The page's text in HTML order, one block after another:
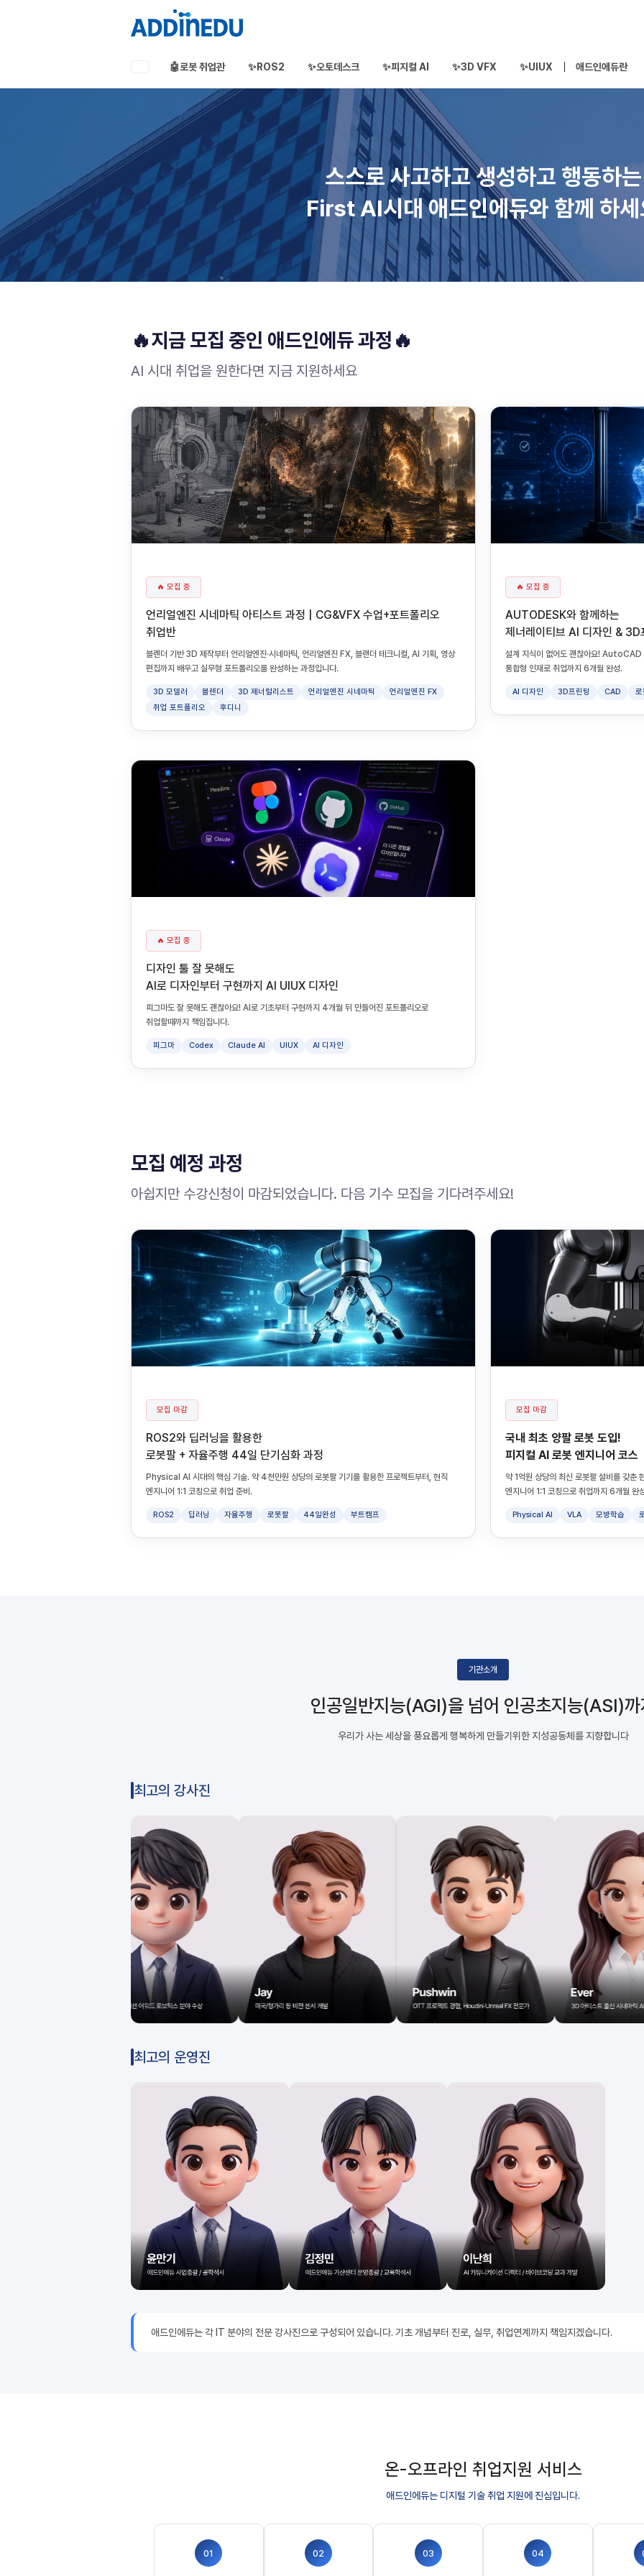
🤖로봇 취업관 ✨ROS2 ✨오토데스크 ✨피지컬 AI ✨3D VFX ✨UIUX 애드인에듀란
스스로 사고하고 생성하고 행동하는
First AI시대 애드인에듀와 함께 하
🔥지금 모집 중인 애드인에듀 과정🔥
AI 시대 취업을 원한다면 지금 지원하세요
🔥 모집 중
언리얼엔진 시네마틱 아티스트 과정 | CG&VFX 수업+포트폴리오
취업반
블렌더 기반 3D 제작부터 언리얼엔진·시네마틱, 언리얼엔진 FX, 블랜더 테크니컬, AI 기획, 영상
편집까지 배우고 실무형 포트폴리오를 완성하는 과정입니다.
3D 모델러 블렌더 3D 제너럴리스트 언리얼엔진 시네마틱
언리얼엔진 FX
취업 포트폴리오
후디니
🔥 모집 중
AUTODESK와 함께하는
제너레이티브 AI 디자인 & 3D
설계 지식이 없어도 괜찮아요!
통합형 인재로 취업까지 6개월 완성.
AI 디자인 3D프린팅 CAD 로
🔥 모집 중
디자인 툴 잘 못해도
AI로 디자인부터 구현까지 AI UIUX 디자인
피그마도 잘 못해도 괜찮아요! AI로 기초부터 구현까지 4개월 뒤 만들어진 포트폴리오로
취업할때까지 책임집니다.
피그마 Codex Claude AI UIUX AI 디자인
모집 예정 과정
아쉽지만 수강신청이 마감되었습니다. 다음 기수 모집을 기다려주세요!
모집 마감
ROS2와 딥러닝을 활용한
로봇팔 + 자율주행 44일 단기심화 과정
Physical AI 시대의 핵심 기술. 약 4천만원 상당의 로봇팔 기기를 활용한 프로젝트부터, 현직
엔지니어 1:1 코칭으로 취업 준비.
ROS2 딥러닝 자율주행 로봇팔 44일완성 부트캠프
모집 마감
국내 최초 양팔 로봇 도입!
피지컬 AI 로봇 엔지니어 코스
약 1억원 상당의 최신 로봇팔 설비를 갖
엔지니어 1:1 코칭으로 취업까지 6개월 완
Physical AI VLA 모방학습
기관소개
인공일반지능(AGI)을 넘어 인공초지능(ASI)까
우리가 사는 세상을 풍요롭게 행복하게 만들기위한지성공동체를 지향합니다
최고의 강사진
최고의 운영진
애드인에듀는 각 IT 분야의 전문 강사진으로 구성되어 있습니다. 기초 개념부터 진로, 실무, 취업연계까지 책임지겠습니다.
온-오프라인 취업지원 서비스
애드인에듀는 디지털 기술 취업 지원에 진심입니다.
01 02 03 04